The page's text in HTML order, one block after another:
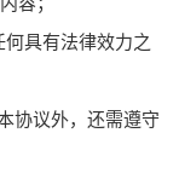
具有法律效力之
协议外，还需遵守